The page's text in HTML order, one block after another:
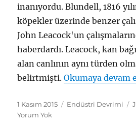
inanıyordu. Blundell, 1816
köpekler üzerinde benzer
John Leacock'un
haberdardı. Leacock, kan
alan canlının aynı türden
belirtmişti.Okumaya devam
Yayın
tarihi
1 Kasım 2015 Kategoriler
Endüstri Devrimi
Yorum Yok